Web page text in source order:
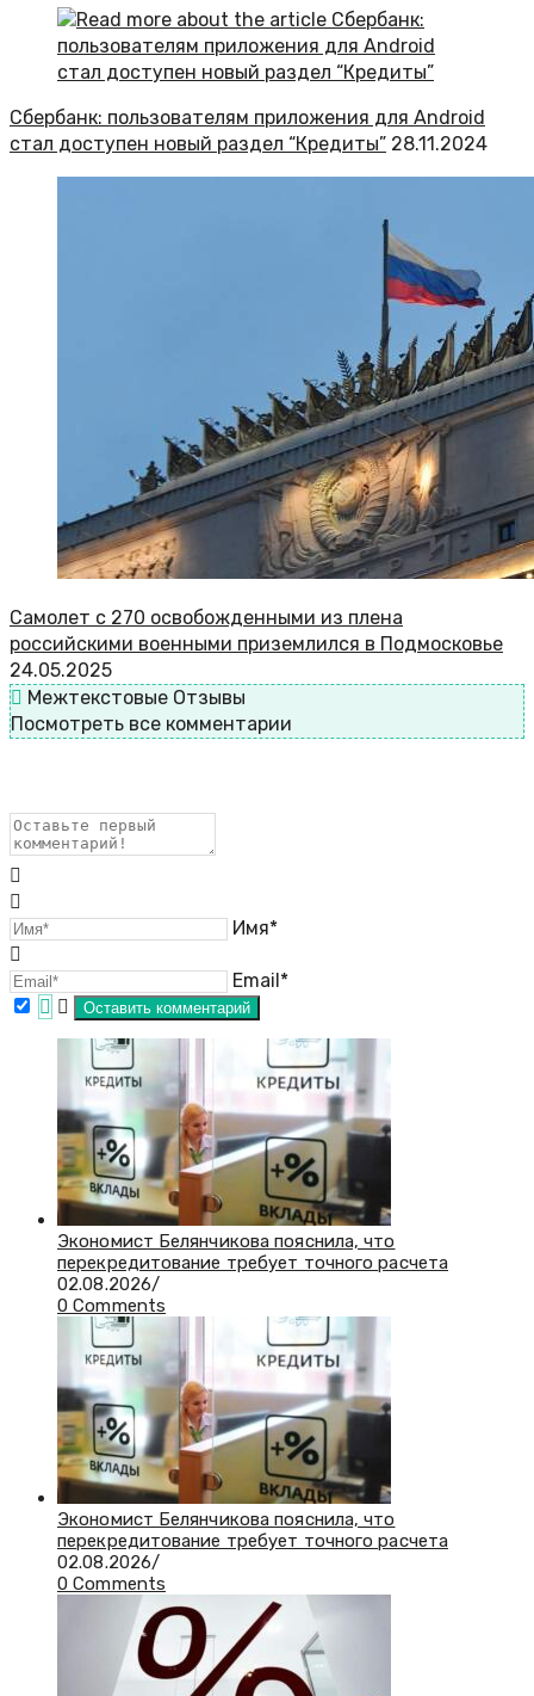
Сбербанк: пользователям приложения для Android
стал доступен новый раздел “Кредиты” 28.11.2024
Самолет с 270 освобожденными из плена
российскими военными приземлился в Подмосковье
24.05.2025
Межтекстовые Отзывы
Посмотреть все комментарии
Имя*
Email*
Экономист Белянчикова пояснила, что
перекредитование требует точного расчета
02.08.2026/
0 Comments
Экономист Белянчикова пояснила, что
перекредитование требует точного расчета
02.08.2026/
0 Comments